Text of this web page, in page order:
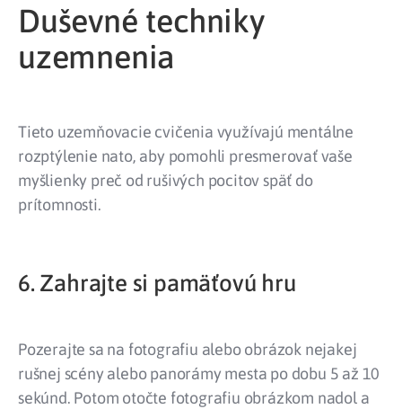
Duševné techniky
uzemnenia
Tieto uzemňovacie cvičenia využívajú mentálne
rozptýlenie nato, aby pomohli presmerovať vaše
myšlienky preč od rušivých pocitov späť do
prítomnosti.
6. Zahrajte si pamäťovú hru
Pozerajte sa na fotografiu alebo obrázok nejakej
rušnej scény alebo panorámy mesta po dobu 5 až 10
sekúnd. Potom otočte fotografiu obrázkom nadol a